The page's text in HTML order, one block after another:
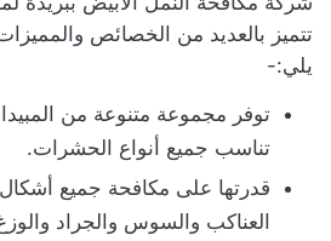
تتميز بالعديد من الخصائص
يلي:-
توفر مجموعة متنوعة من
تناسب جميع أنواع الحشرات.
قدرتها على مكافحة جميع
العناكب والسوس والجراد